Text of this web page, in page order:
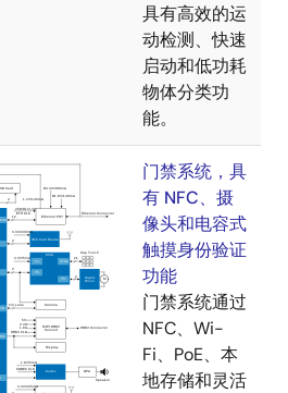
具有高效的运
动检测、快速
启动和低功耗
物体分类功
能。
门禁系统，具
有 NFC、摄
像头和电容式
触摸身份验证
功能
门禁系统通过
NFC、Wi-
Fi、PoE、本
地存储和灵活